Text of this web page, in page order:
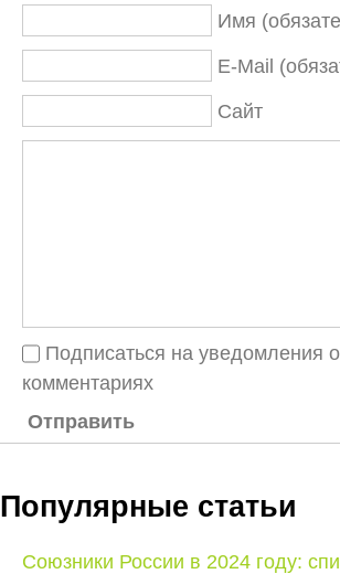
Имя
E-Mail
Сайт
Подписаться на уведомления
комментариях
Отправить
Популярные статьи
Союзники России в 2024 году: